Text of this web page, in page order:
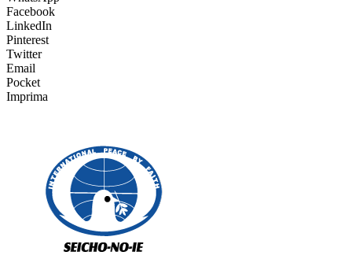
Facebook
LinkedIn
Pinterest
Twitter
Email
Pocket
Imprima